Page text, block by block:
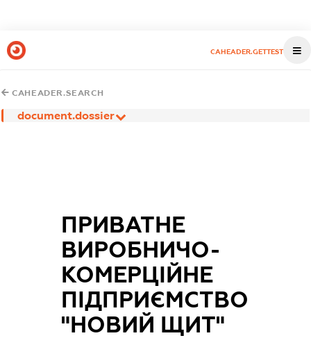
CAHEADER.GETTEST
CAHEADER.SEARCH
document.dossier
ПРИВАТНЕ
ВИРОБНИЧО-
КОМЕРЦІЙНЕ
ПІДПРИЄМСТВО
"НОВИЙ ЩИТ"